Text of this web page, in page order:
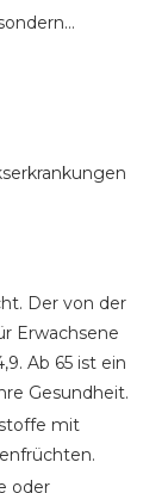
Der von der
Erwachsene
Ab 65 ist ein
Gesundheit.
mit
oder